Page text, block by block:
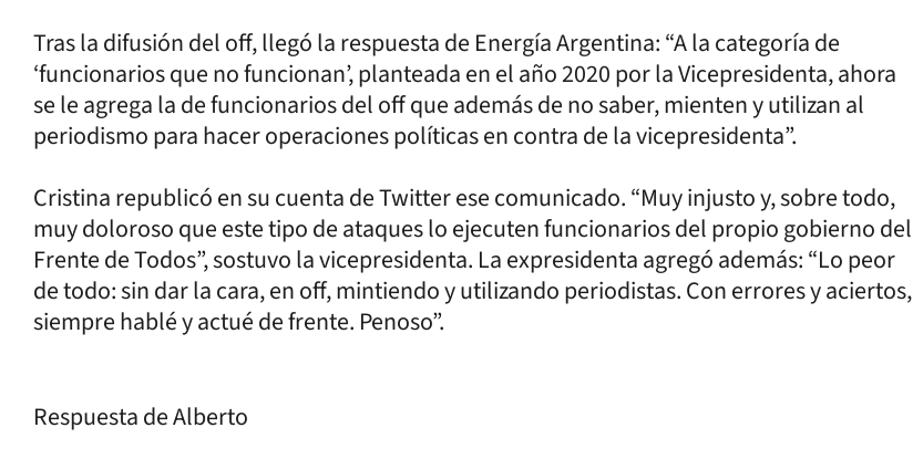
Tras la difusión del off, llegó la respuesta de Energía Argentina: “A la categoría de
‘funcionarios que no funcionan’, planteada en el año 2020 por la Vicepresidenta, ahora
se le agrega la de funcionarios del off que además de no saber, mienten y utilizan al
periodismo para hacer operaciones políticas en contra de la vicepresidenta”.
Cristina republicó en su cuenta de Twitter ese comunicado. “Muy injusto y, sobre todo,
muy doloroso que este tipo de ataques lo ejecuten funcionarios del propio gobierno del
Frente de Todos”, sostuvo la vicepresidenta. La expresidenta agregó además: “Lo peor
de todo: sin dar la cara, en off, mintiendo y utilizando periodistas. Con errores y aciertos,
siempre hablé y actué de frente. Penoso”.
Respuesta de Alberto